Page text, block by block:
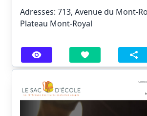
Adresses: 713, Avenue du Mont-
Plateau Mont-Royal